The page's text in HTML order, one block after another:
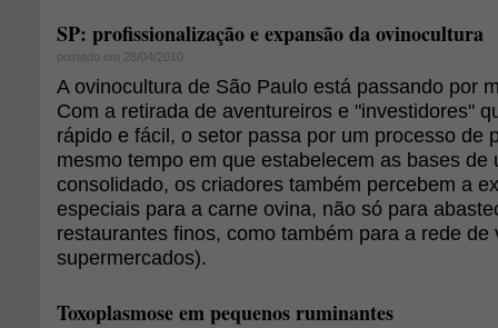
SP: profissionalização e expansão da ovinocultura
postado em 28/04/2010
A ovinocultura de São Paulo está passando por
Com a retirada de aventureiros e "investidores"
rápido e fácil, o setor passa por um processo de
mesmo tempo em que estabelecem as bases de
consolidado, os criadores também percebem a
especiais para a carne ovina, não só para
restaurantes finos, como também para a rede de
supermercados).
Toxoplasmose em pequenos ruminantes